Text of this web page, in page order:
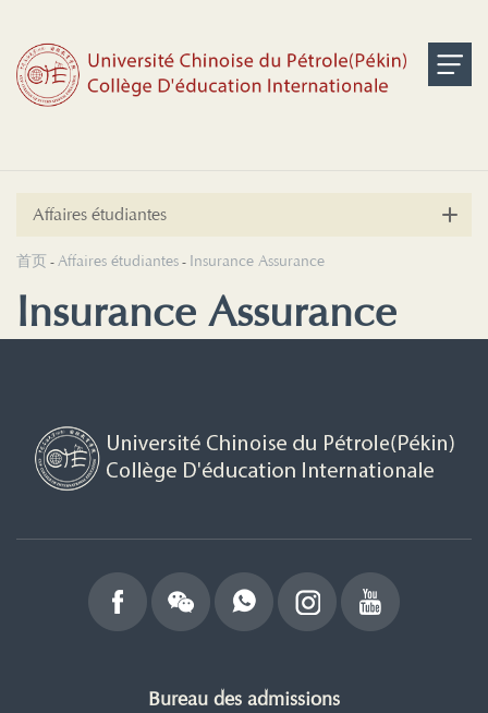
Affaires étudiantes
首页-Affaires étudiantes- Insurance Assurance
Insurance Assurance
Bureau des admissions